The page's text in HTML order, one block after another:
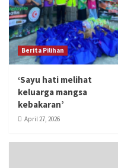
Berita Pilihan
‘Sayu hati melihat
keluarga mangsa
kebakaran’
April 27, 2026